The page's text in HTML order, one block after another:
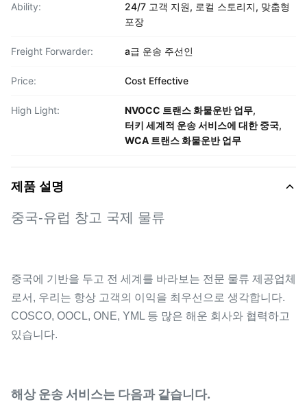
Ability:
24/7 고객 지원, 로컬 스토리지, 맞춤형
포장
Freight Forwarder: a급 운송 주선인
Price: Cost Effective
High Light: NVOCC 트랜스 화물운반 업무,
터키 세계적 운송 서비스에 대한 중국,
WCA 트랜스 화물운반 업무
제품 설명
중국-유럽 창고 국제 물류
중국에 기반을 두고 전 세계를 바라보는 전문 물류 제공업체
로서, 우리는 항상 고객의 이익을 최우선으로 생각합니다.
COSCO, OOCL, ONE, YML 등 많은 해운 회사와 협력하고
있습니다.
해상 운송 서비스는 다음과 같습니다.